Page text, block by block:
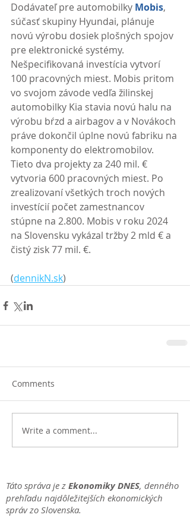
Dodávateľ pre automobilky Mobis,
súčasť skupiny Hyundai, plánuje
novú výrobu dosiek plošných spojov
pre elektronické systémy.
Nešpecifikovaná investícia vytvorí
100 pracovných miest. Mobis pritom
vo svojom závode vedľa žilinskej
automobilky Kia stavia novú halu na
výrobu bŕzd a airbagov a v Novákoch
práve dokončil úplne novú fabriku na
komponenty do elektromobilov.
Tieto dva projekty za 240 mil. €
vytvoria 600 pracovných miest. Po
zrealizovaní všetkých troch nových
investícií počet zamestnancov
stúpne na 2.800. Mobis v roku 2024
na Slovensku vykázal tržby 2 mld € a
čistý zisk 77 mil. €.
(dennikN.sk)
Comments
Write a comment...
Táto správa je z Ekonomiky DNES, denného
prehľadu najdôležitejších ekonomických
správ zo Slovenska.